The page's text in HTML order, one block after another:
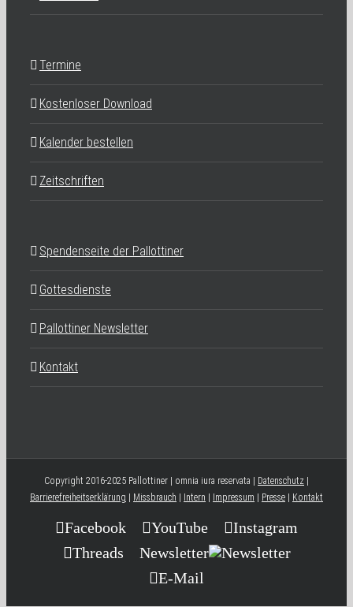
Termine
Kostenloser Download
Kalender bestellen
Zeitschriften
Spendenseite der Pallottiner
Gottesdienste
Pallottiner Newsletter
Kontakt
Copyright 2016-2025 Pallottiner | omnia iura reservata | Datenschutz
Barrierefreiheitserklärung
Missbrauch Intern Impressum Presse Kontakt
Facebook YouTube
Instagram
Threads
Newsletter
E-Mail